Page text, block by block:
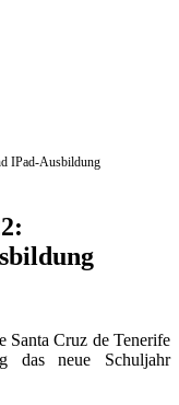
IPad-Ausbildung
Santa Cruz de Tenerife
das neue Schuljahr